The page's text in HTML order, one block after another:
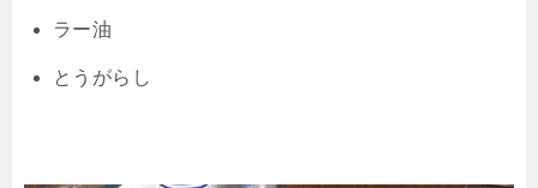
ラー油
とうがらし